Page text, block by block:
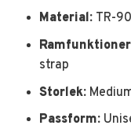
Material: TR-
strap
Storlek:
Passform: